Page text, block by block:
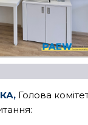
Голова